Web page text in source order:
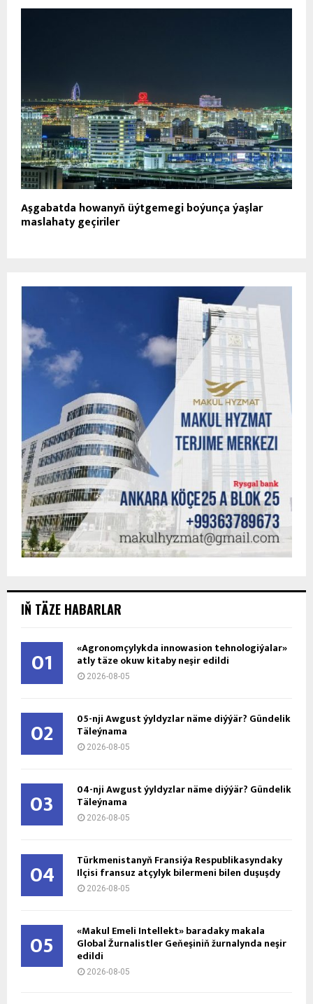
Aşgabatda howanyň üýtgemegi boýunça ýaşlar
maslahaty geçiriler
IŇ TÄZE HABARLAR
01 «Agronomçylykda innowasion tehnologiýalar»
atly täze okuw kitaby neşir edildi
2026-08-05
02 05-nji Awgust ýyldyzlar näme diýýär? Gündelik
Täleýnama
2026-08-05
03 04-nji Awgust ýyldyzlar näme diýýär? Gündelik
Täleýnama
2026-08-05
04 Türkmenistanyň Fransiýa Respublikasyndaky
Ilçisi fransuz atçylyk bilermeni bilen duşuşdy
2026-08-05
05 «Makul Emeli Intellekt» baradaky makala
Global Žurnalistler Geňeşiniň žurnalynda neşir
edildi
2026-08-05